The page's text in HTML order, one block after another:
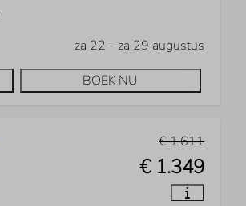
za 22 - za 29 augustus
BOEK NU
€ 1.611
€ 1.349